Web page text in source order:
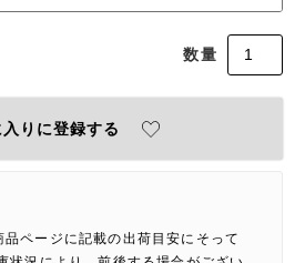
りに登録する
ページに記載の出荷目安にそって